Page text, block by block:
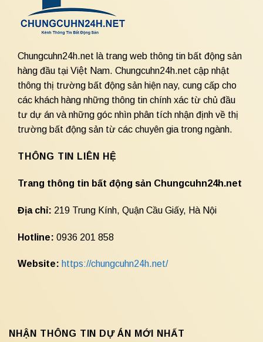
Chungcuhn24h.net là trang web thông tin bất động sản
hàng đầu tại Việt Nam. Chungcuhn24h.net cập nhật
thông thị trường bất động sản hiện nay, cung cấp cho
các khách hàng những thông tin chính xác từ chủ đầu
tư dự án và những góc nhìn phân tích nhận định về thị
trường bất động sản từ các chuyên gia trong ngành.
THÔNG TIN LIÊN HỆ
Trang thông tin bất động sản Chungcuhn24h.net
Địa chỉ: 219 Trung Kính, Quận Cầu Giấy, Hà Nội
Hotline: 0936 201 858
Website: https://chungcuhn24h.net/
NHẬN THÔNG TIN DỰ ÁN MỚI NHẤT